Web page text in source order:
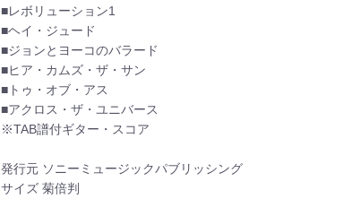
■レボリューション1
■ヘイ・ジュード
■ジョンとヨーコのバラード
■ヒア・カムズ・ザ・サン
■トゥ・オブ・アス
■アクロス・ザ・ユニバース
※TAB譜付ギター・スコア
発行元 ソニーミュージックパブリッシング
サイズ 菊倍判